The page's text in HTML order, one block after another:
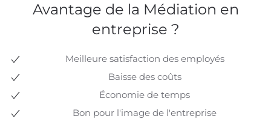
Avantage de la Médiation en
entreprise ?
Meilleure satisfaction des employés
Baisse des coûts
Économie de temps
Bon pour l'image de l'entreprise